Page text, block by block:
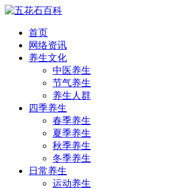
首页
网络资讯
养生文化
中医养生
节气养生
养生人群
四季养生
春季养生
夏季养生
秋季养生
冬季养生
日常养生
运动养生